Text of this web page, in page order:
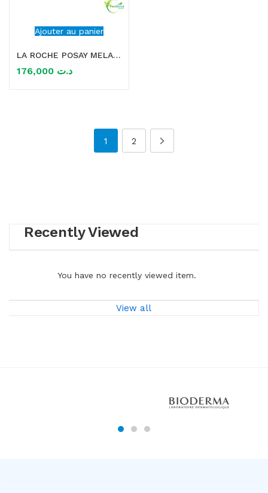
Ajouter au panier
LA ROCHE POSAY MELA B3 SOIN CORRECTEUR SPF30 40ml
د.ت
1 2
Recently Viewed
You have no recently viewed item.
View all